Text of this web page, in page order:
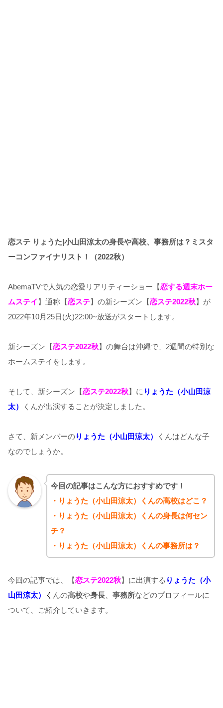
恋ステ りょうた|小山田涼太の身長や高校、事務所は？ミスタ
ーコンファイナリスト！（2022秋）
AbemaTVで人気の恋愛リアリティーショー【恋する週末ホー
ムステイ 】通称【恋ステ】の新シーズン【恋ステ2022秋】が
2022年10月25日(火)22:00~放送がスタートします。
新シーズン【恋ステ2022秋】の舞台は沖縄で、2週間の特別な
ホームステイをします。
そして、新シーズン【恋ステ2022秋】に りょうた（小山田涼
太）
くんが出演することが決定しました。
さて、新メンバーのりょうた（小山田涼太）
くんはどんな子
なのでしょうか。
今回の記事はこんな方におすすめです！
・りょうた（小山田涼太）くんの高校はどこ？
・りょうた（小山田涼太）くんの身長は何セン
チ？
・りょうた（小山田涼太）くんの事務所は？
今回の記事では、【恋ステ2022秋】に出演する りょうた（小
山田涼太）
く んの高校や身長 事務所などのプロフィールに
ついて、ご紹介していきます。